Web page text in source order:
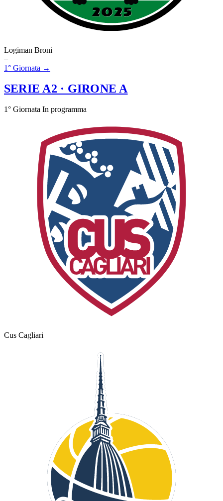
Logiman Broni
–
1° Giornata →
SERIE A2 · GIRONE A
1° Giornata In programma
Cus Cagliari